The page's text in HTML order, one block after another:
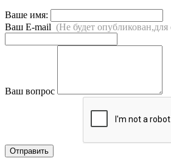
Ваше имя:
Ваш E-mail (Не будет опубликован,для
Ваш вопрос
Отправить